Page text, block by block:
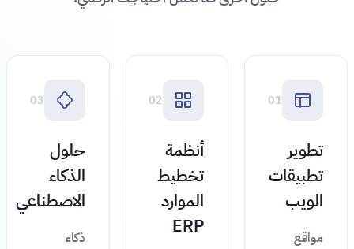
01
تطوير
تطبيقات
الويب
مواقع
02
أنظمة
تخطيط
الموارد
ERP
03
حلول
الذكاء
الاصطناعي
ذكاء